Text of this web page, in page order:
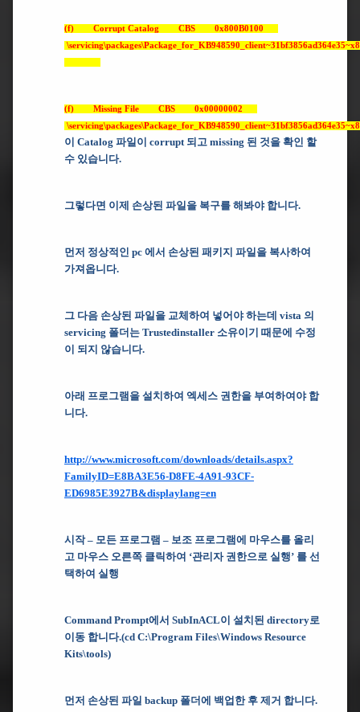
(f) Corrupt Catalog CBS 0x800B0100
(f) Missing File CBS 0x00000002
이 Catalog 파일이 corrupt 되고 missing 된 것을 확인 할
수 있습니다.
그렇다면 이제 손상된 파일을 복구를 해봐야 합니다.
먼저 정상적인 pc 에서 손상된 패키지 파일을 복사하여
가져옵니다.
그 다음 손상된 파일을 교체하여 넣어야 하는데 vista 의
servicing 폴더는 Trustedinstaller 소유이기 때문에 수정
이 되지 않습니다.
아래 프로그램을 설치하여 엑세스 권한을 부여하여야 합
니다.
http://www.microsoft.com/downloads/details.aspx?
FamilyID=E8BA3E56-D8FE-4A91-93CF-
ED6985E3927B&displaylang=en
시작 – 모든 프로그램 – 보조 프로그램에 마우스를 올리
고 마우스 오른쪽 클릭하여 ‘관리자 권한으로 실행’ 를 선
택하여 실행
Command Prompt에서 SubInACL이 설치된 directory로
이동 합니다.(cd C:\Program Files\Windows Resource
Kits\tools)
먼저 손상된 파일 backup 폴더에 백업한 후 제거 합니다.